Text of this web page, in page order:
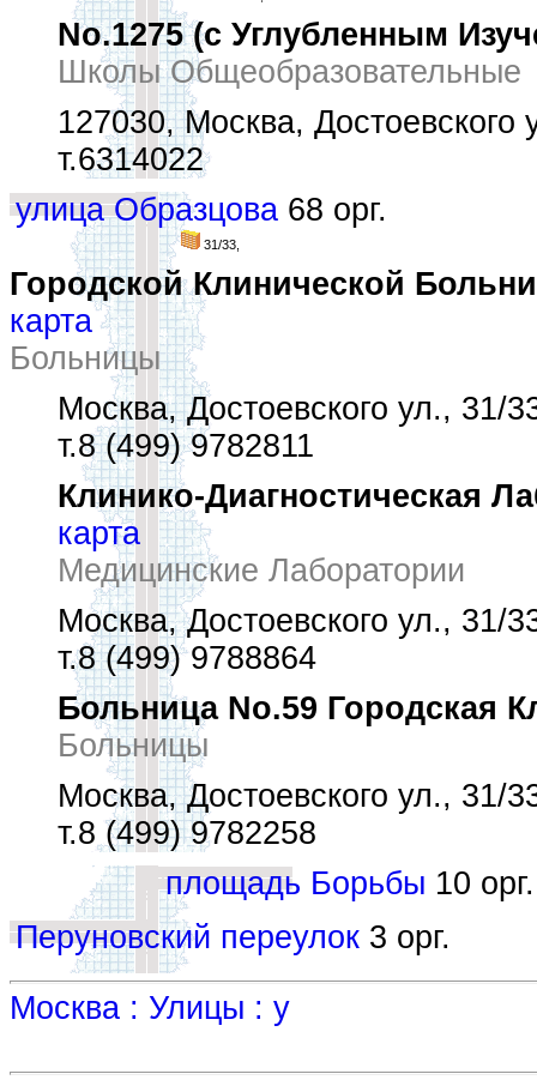
No.1275 (с Углубленным
Школы Общеобразовательные
127030, Москва, Достоевского
т.6314022
улица Образцова 68 орг.
31/33,
Городской Клинической
карта
Больницы
Москва, Достоевского ул., 31/
т.8 (499) 9782811
Клинико-Диагностическая
карта
Медицинские Лаборатории
Москва, Достоевского ул., 31/
т.8 (499) 9788864
Больница No.59 Городская
Больницы
Москва, Достоевского ул., 31/
т.8 (499) 9782258
площадь Борьбы 10 орг.
Перуновский переулок 3 орг.
Москва : Улицы : у